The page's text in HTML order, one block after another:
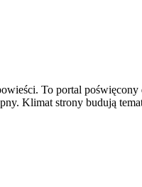
To portal
Klimat strony budują